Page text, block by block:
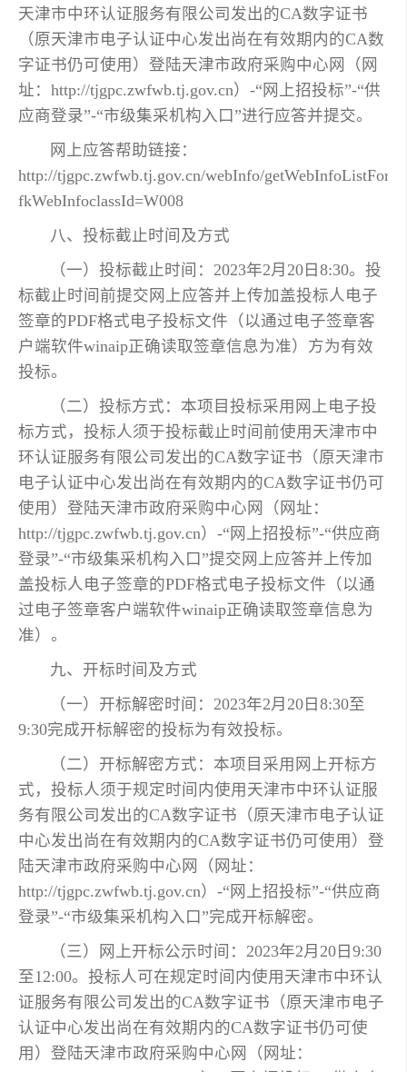
天津市中环认证服务有限公司发出的CA数字证书
（原天津市电子认证中心发出尚在有效期内的CA数
字证书仍可使用）登陆天津市政府采购中心网（网
址：http://tjgpc.zwfwb.tj.gov.cn）-“网上招投标”-“供
应商登录”-“市级集采机构入口”进行应答并提交。
网上应答帮助链接：
http://tjgpc.zwfwb.tj.gov.cn/webInfo/
fkWebInfoclassId=W008
八、投标截止时间及方式
（一）投标截止时间：2023年2月20日8:30。投
标截止时间前提交网上应答并上传加盖投标人电子
签章的PDF格式电子投标文件（以通过电子签章客
户端软件winaip正确读取签章信息为准）方为有效
投标。
（二）投标方式：本项目投标采用网上电子投
标方式，投标人须于投标截止时间前使用天津市中
环认证服务有限公司发出的CA数字证书（原天津市
电子认证中心发出尚在有效期内的CA数字证书仍可
使用）登陆天津市政府采购中心网（网址：
http://tjgpc.zwfwb.tj.gov.cn）-“网上招投标”-“供应商
登录”-“市级集采机构入口”提交网上应答并上传加
盖投标人电子签章的PDF格式电子投标文件（以通
过电子签章客户端软件winaip正确读取签章信息为
准）。
九、开标时间及方式
（一）开标解密时间：2023年2月20日8:30至
9:30完成开标解密的投标为有效投标。
（二）开标解密方式：本项目采用网上开标方
式，投标人须于规定时间内使用天津市中环认证服
务有限公司发出的CA数字证书（原天津市电子认证
中心发出尚在有效期内的CA数字证书仍可使用）登
陆天津市政府采购中心网（网址：
http://tjgpc.zwfwb.tj.gov.cn）-“网上招投标”-“供应商
登录”-“市级集采机构入口”完成开标解密。
（三）网上开标公示时间：2023年2月20日9:30
至12:00。投标人可在规定时间内使用天津市中环认
证服务有限公司发出的CA数字证书（原天津市电子
认证中心发出尚在有效期内的CA数字证书仍可使
用）登陆天津市政府采购中心网（网址：